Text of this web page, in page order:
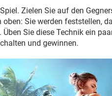
Zielen Sie auf den
Sie werden feststellen,
Üben Sie diese Technik ein
und gewinnen.